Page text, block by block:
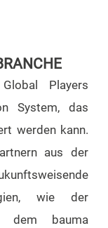
Players
System, das
werden kann.
aus der
wie der
dem bauma